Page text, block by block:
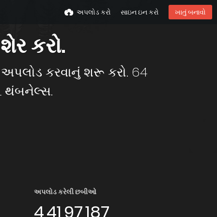
અપલોડ કરો સાઇન ઇન કરો ખાતું બનાવો
કરો.
કરવાનું શરૂ કરો. 64
થંબનેલ્સ.
અપલોડ કરેલી છબીઓ
4,41,97,187